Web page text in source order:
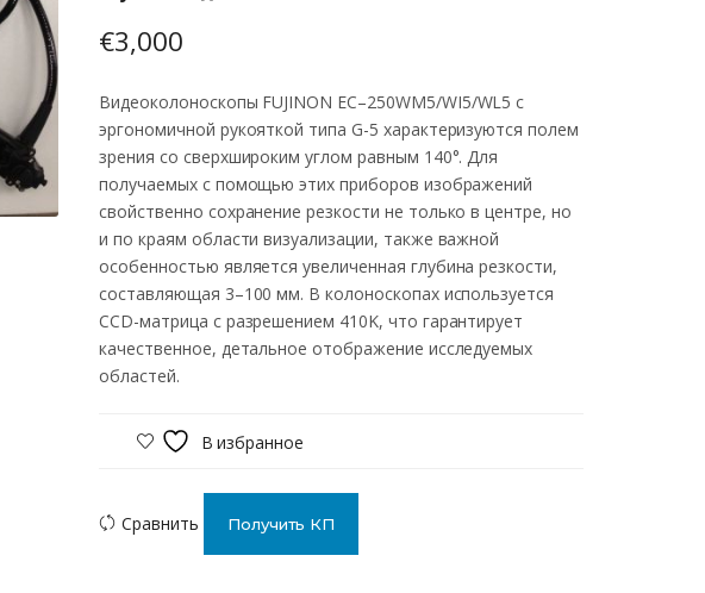
€3,000
Видеоколоноскопы FUJINON EC–250WM5/WI5/WL5 с
эргономичной рукояткой типа G-5 характеризуются полем
зрения со сверхшироким углом равным 140°. Для
получаемых с помощью этих приборов изображений
свойственно сохранение резкости не только в центре, но
и по краям области визуализации, также важной
особенностью является увеличенная глубина резкости,
составляющая 3–100 мм. В колоноскопах используется
CCD-матрица с разрешением 410K, что гарантирует
качественное, детальное отображение исследуемых
областей.
В избранное
Сравнить Получить КП